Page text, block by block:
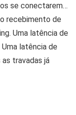
se conectarem…
recebimento de
Uma latência de
latência de
travadas já